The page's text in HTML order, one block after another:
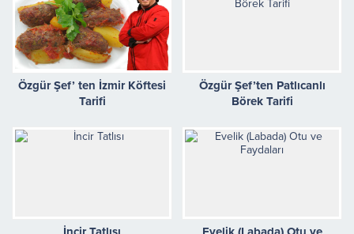
Özgür Şef’ ten İzmir Köftesi
Tarifi
Özgür Şef’ten Patlıcanlı
Börek Tarifi